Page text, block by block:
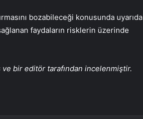
bozabileceği konusunda uyarıda
faydaların risklerin üzerinde
bir editör tarafından incelenmiştir.